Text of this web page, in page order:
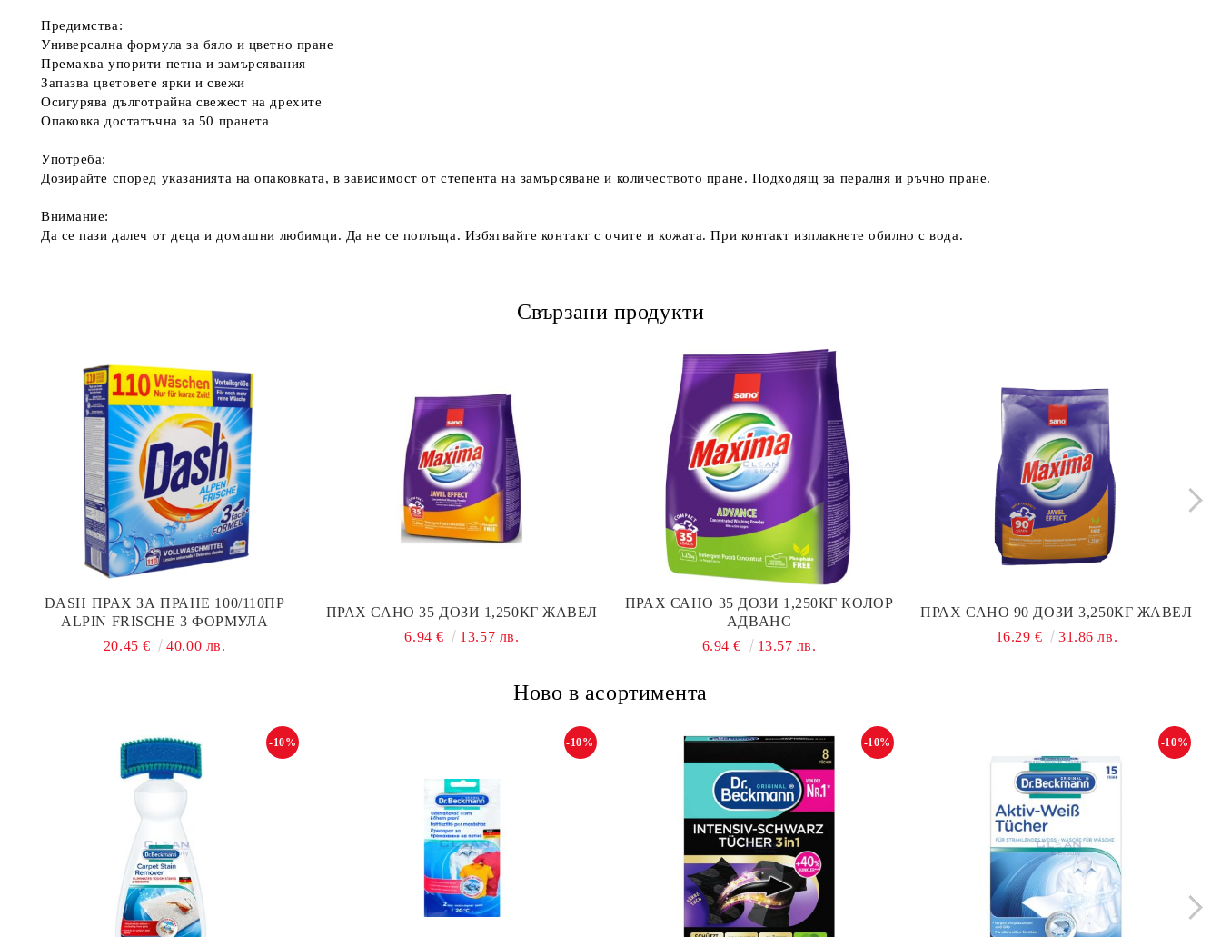
Предимства:
Универсална формула за бяло и цветно пране
Премахва упорити петна и замърсявания
Запазва цветовете ярки и свежи
Осигурява дълготрайна свежест на дрехите
Опаковка достатъчна за 50 пранета
Употреба:
Дозирайте според указанията на опаковката, в зависимост от степента на замърсяване и количеството пране. Подходящ за пералня и ръчно пране.
Внимание:
Да се пази далеч от деца и домашни любимци. Да не се поглъща. Избягвайте контакт с очите и кожата. При контакт изплакнете обилно с вода.
Свързани продукти
DASH ПРАХ ЗА ПРАНЕ 100/110ПР
ALPIN FRISCHE 3 ФОРМУЛА
20.45 €
40.00 лв.
ПРАХ САНО 35 ДОЗИ 1,250КГ ЖАВЕЛ
6.94 €
13.57 лв.
ПРАХ САНО 35 ДОЗИ 1,250КГ КОЛОР
АДВАНС
6.94 €
13.57 лв.
ПРАХ САНО 90 ДОЗИ 3,250КГ ЖАВЕЛ
16.29 €
31.86 лв.
Ново в асортимента
-10% -10% -10% -10%